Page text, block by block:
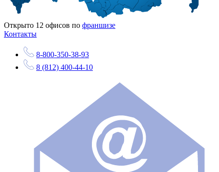
Открыто 12 офисов по франшизе
Контакты
8-800-350-38-93
8 (812) 400-44-10